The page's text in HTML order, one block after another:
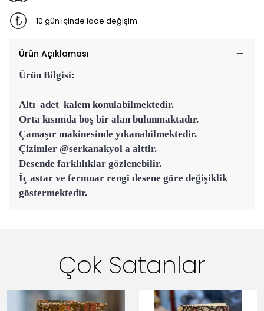
10 gün içinde iade değişim
Ürün Açıklaması
Ürün Bilgisi:
Altı adet kalem konulabilmektedir.
Orta kısımda boş bir alan bulunmaktadır.
Çamaşır makinesinde yıkanabilmektedir.
Çizimler @serkanakyol a aittir.
Desende farklılıklar gözlenebilir.
İç astar ve fermuar rengi desene göre değişiklik
göstermektedir.
Çok Satanlar